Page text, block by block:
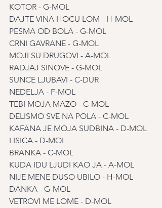
KOTOR - G-MOL
DAJTE VINA HOCU LOM - H-MOL
PESMA OD BOLA - G-MOL
CRNI GAVRANE - G-MOL
MOJI SU DRUGOVI - A-MOL
RADJAJ SINOVE - G-MOL
SUNCE LJUBAVI - C-DUR
NEDELJA - F-MOL
TEBI MOJA MAZO - C-MOL
DELISMO SVE NA POLA - C-MOL
KAFANA JE MOJA SUDBINA - D-MOL
LISICA - D-MOL
BRANKA - C-MOL
KUDA IDU LJUDI KAO JA - A-MOL
NIJE MENE DUSO UBILO - H-MOL
DANKA - G-MOL
VETROVI ME LOME - D-MOL